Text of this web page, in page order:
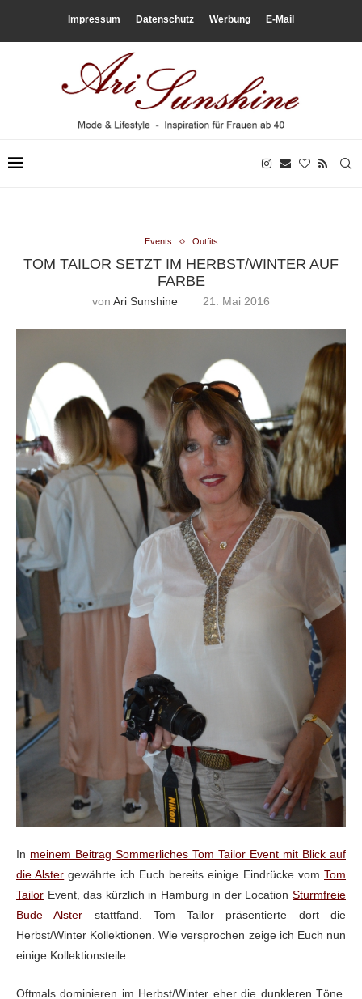
Impressum Datenschutz Werbung E-Mail
Events Outfits
TOM TAILOR SETZT IM HERBST/WINTER AUF
FARBE
von Ari Sunshine 21. Mai 2016
In meinem Beitrag Sommerliches Tom Tailor Event mit Blick auf
die Alster gewährte ich Euch bereits einige Eindrücke vomTom
Tailor Event, das kürzlich in Hamburg in der Location Sturmfreie
Bude Alster stattfand. Tom Tailor präsentierte dort die
Herbst/Winter Kollektionen. Wie versprochen zeige ich Euch nun
einige Kollektionsteile.
Oftmals dominieren im Herbst/Winter eher die dunkleren Töne.